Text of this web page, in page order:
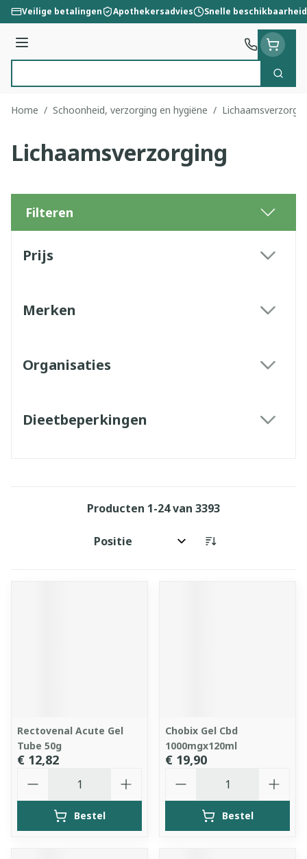
Ga naar de inhoud
Veilige betalingen Apothekersadvies Snelle beschikbaarheid
Menu
Zoek
Home / Schoonheid, verzorging en hygiëne /
Lichaamsverzorging
Filteren
Prijs
Merken
Organisaties
Dieetbeperkingen
Producten 1-24van 3393
Sorteer op:
Rectovenal Acute Gel
Tube 50g
€ 12,82
Bestel
Chobix Gel Cbd
1000mgx120ml
€ 19,90
Bestel